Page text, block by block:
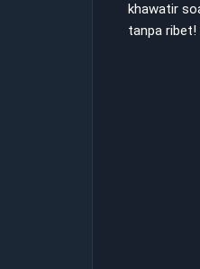
khawatir
tanpa ribet!